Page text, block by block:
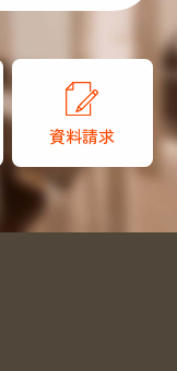
資料請求